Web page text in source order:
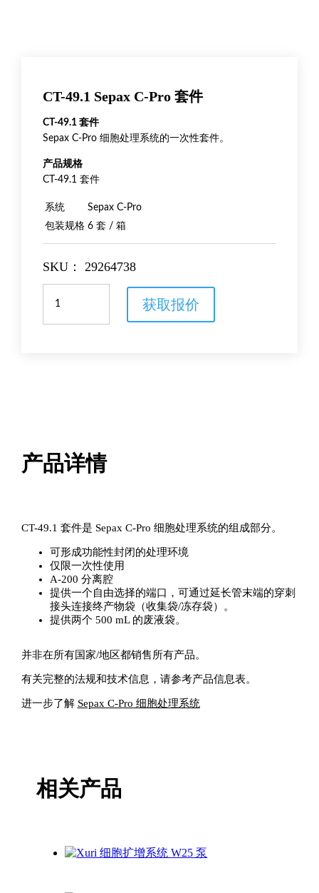
CT-49.1 Sepax C-Pro 套件
CT-49.1 套件
Sepax C-Pro 细胞处理系统的一次性套件。
产品规格
CT-49.1 套件
系统
Sepax C-Pro
包装规格 6 套 / 箱
SKU： 29264738
49.1
获取报价
产品详情
CT-49.1 套件是 Sepax C-Pro 细胞处理系统的组成部分。
可形成功能性封闭的处理环境
仅限一次性使用
A-200 分离腔
提供一个自由选择的端口，可通过延长管末端的穿刺
接头连接终产物袋（收集袋/冻存袋）。
提供两个 500 mL 的废液袋。
并非在所有国家/地区都销售所有产品。
有关完整的法规和技术信息，请参考产品信息表。
进一步了解 Sepax C-Pro 细胞处理系统
相关产品